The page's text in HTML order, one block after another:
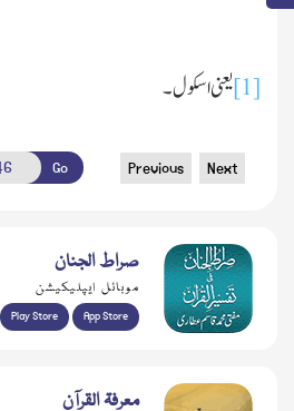
[1]یعنی اسکول۔
Go Previous Next
صراط الجنان
موبائل ایپلیکیشن
Play Store App Store
معرفۃ القرآن